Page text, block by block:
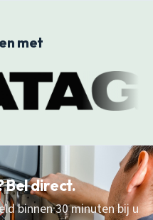
met
Bel direct.
binnen 30 minuten bij u